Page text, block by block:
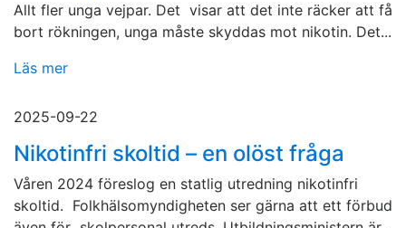
Allt fler unga vejpar. Det visar att det inte räcker att få
bort rökningen, unga måste skyddas mot nikotin. Det...
Läs mer
2025-09-22
Nikotinfri skoltid – en olöst fråga
Våren 2024 föreslog en statlig utredning nikotinfri
skoltid. Folkhälsomyndigheten ser gärna att ett förbud